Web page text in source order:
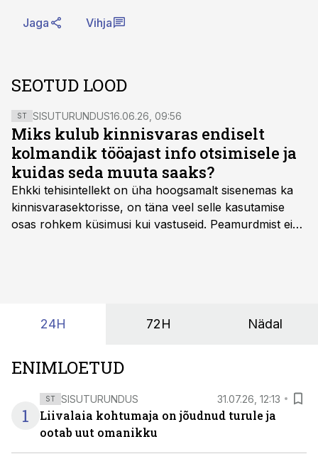
Jaga Vihja
SEOTUD LOOD
ST SISUTURUNDUS16.06.26, 09:56
Miks kulub kinnisvaras endiselt
kolmandik tööajast info otsimisele ja
kuidas seda muuta saaks?
Ehkki tehisintellekt on üha hoogsamalt sisenemas ka
kinnisvarasektorisse, on täna veel selle kasutamise
osas rohkem küsimusi kui vastuseid. Peamurdmist ei
24H 72H Nädal
ENIMLOETUD
1
ST SISUTURUNDUS 31.07.26, 12:13
Liivalaia kohtumaja on jõudnud turule ja
ootab uut omanikku